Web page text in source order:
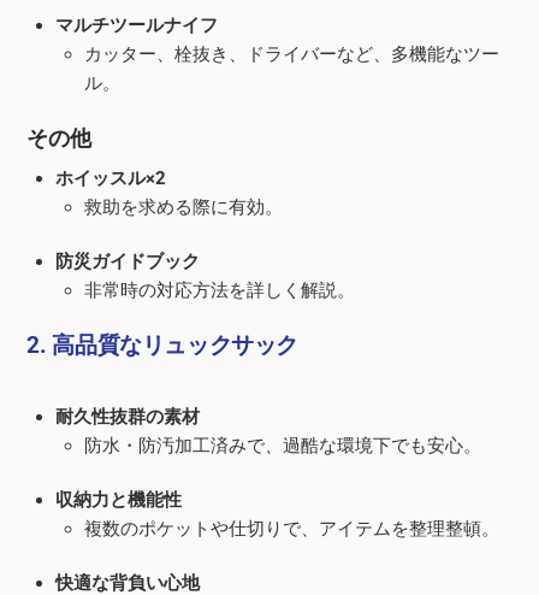
マルチツールナイフ
カッター、栓抜き、ドライバーなど、多機能なツー
ル。
その他
ホイッスル×2
救助を求める際に有効。
防災ガイドブック
非常時の対応方法を詳しく解説。
2. 高品質なリュックサック
耐久性抜群の素材
防水・防汚加工済みで、過酷な環境下でも安心。
収納力と機能性
複数のポケットや仕切りで、アイテムを整理整頓。
快適な背負い心地